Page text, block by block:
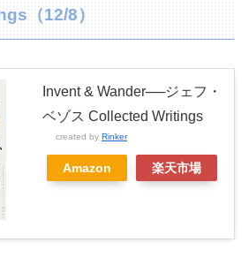
（12/8）
Invent & Wander──ジェフ・
ベゾス Collected Writings
created by Rinker
Amazon 楽天市場